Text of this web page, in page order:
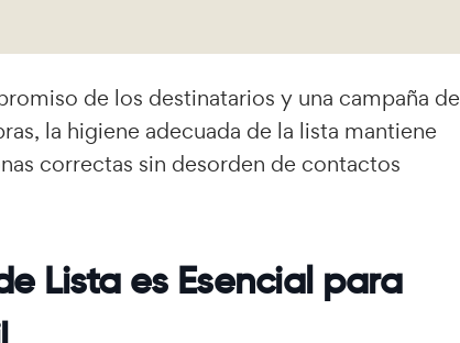
de los destinatarios y una campaña de
la higiene adecuada de la lista mantiene
correctas sin desorden de contactos
Lista es Esencial para